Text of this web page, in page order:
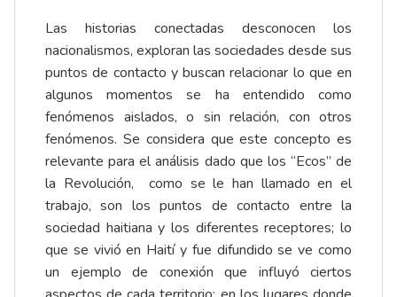
Las historias conectadas desconocen los
nacionalismos, exploran las sociedades desde sus
puntos de contacto y buscan relacionar lo que en
algunos momentos se ha entendido como
fenómenos aislados, o sin relación, con otros
fenómenos. Se considera que este concepto es
relevante para el análisis dado que los “Ecos” de
la Revolución, como se le han llamado en el
trabajo, son los puntos de contacto entre la
sociedad haitiana y los diferentes receptores; lo
que se vivió en Haití y fue difundido se ve como
un ejemplo de conexión que influyó ciertos